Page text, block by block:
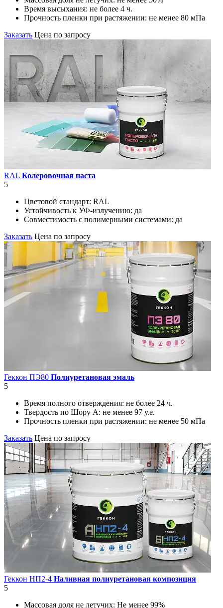
Время высыхания: не более 4 ч.
Прочность пленки при растяжении: не менее 80 мПа
Заказать Цена по запросу
RAL Колеровочная паста
5
Цветовой стандарт: RAL
Устойчивость к УФ-излучению: да
Совместимость с полимерными системами: да
Заказать Цена по запросу
Геккон ПЭ80 Полиуретановая эмаль
5
Время полного отверждения: не более 24 ч.
Твердость по Шору А: не менее 97 у.е.
Прочность пленки при растяжении: не менее 50 мПа
Заказать Цена по запросу
Геккон НП2-4 Наливная полиуретановая композиция
5
Массовая доля не летучих: Не менее 99%